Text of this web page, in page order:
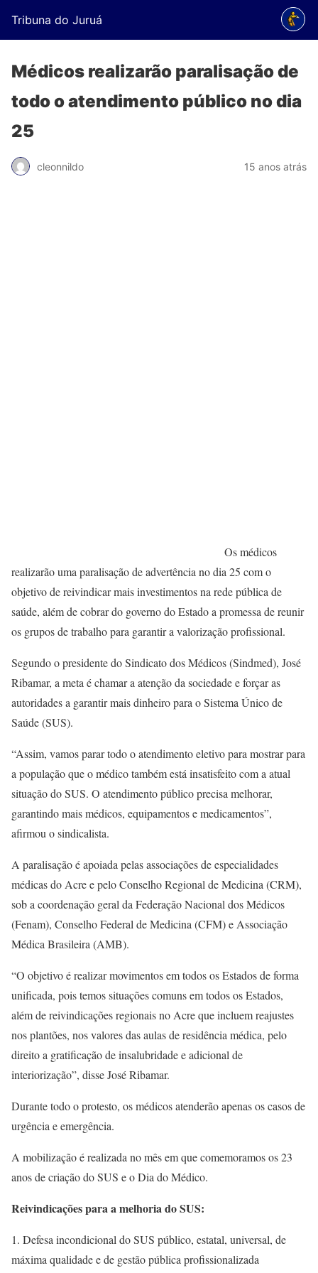
Tribuna do Juruá
Médicos realizarão paralisação de
todo o atendimento público no dia
25
cleonnildo 15 anos atrás
Os médicos
realizarão uma paralisação de advertência no dia 25 com o
objetivo de reivindicar mais investimentos na rede pública de
saúde, além de cobrar do governo do Estado a promessa de reunir
os grupos de trabalho para garantir a valorização profissional.
Segundo o presidente do Sindicato dos Médicos (Sindmed), José
Ribamar, a meta é chamar a atenção da sociedade e forçar as
autoridades a garantir mais dinheiro para o Sistema Único de
Saúde (SUS).
“Assim, vamos parar todo o atendimento eletivo para mostrar para
a população que o médico também está insatisfeito com a atual
situação do SUS. O atendimento público precisa melhorar,
garantindo mais médicos, equipamentos e medicamentos”,
afirmou o sindicalista.
A paralisação é apoiada pelas associações de especialidades
médicas do Acre e pelo Conselho Regional de Medicina (CRM),
sob a coordenação geral da Federação Nacional dos Médicos
(Fenam), Conselho Federal de Medicina (CFM) e Associação
Médica Brasileira (AMB).
“O objetivo é realizar movimentos em todos os Estados de forma
unificada, pois temos situações comuns em todos os Estados,
além de reivindicações regionais no Acre que incluem reajustes
nos plantões, nos valores das aulas de residência médica, pelo
direito a gratificação de insalubridade e adicional de
interiorização”, disse José Ribamar.
Durante todo o protesto, os médicos atenderão apenas os casos de
urgência e emergência.
A mobilização é realizada no mês em que comemoramos os 23
anos de criação do SUS e o Dia do Médico.
Reivindicações para a melhoria do SUS:
1. Defesa incondicional do SUS público, estatal, universal, de
máxima qualidade e de gestão pública profissionalizada